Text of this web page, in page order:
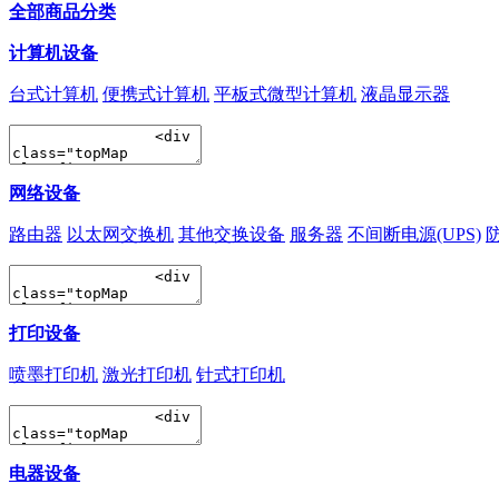
全部商品分类
计算机设备
台式计算机 便携式计算机 平板式微型计算机 液晶显示器
网络设备
路由器 以太网交换机 其他交换设备 服务器 不间断电源(UPS)
打印设备
喷墨打印机 激光打印机 针式打印机
电器设备